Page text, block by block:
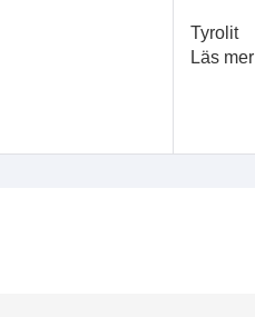
Tyrolit
Läs mer